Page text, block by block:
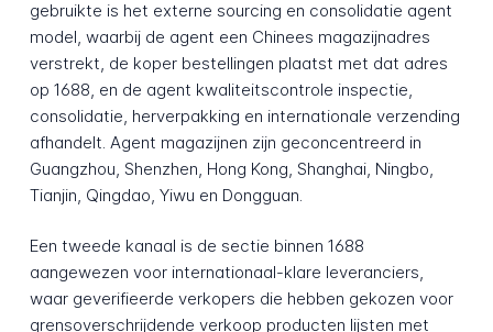
gebruikte is het externe sourcing en consolidatie agent
model, waarbij de agent een Chinees magazijnadres
verstrekt, de koper bestellingen plaatst met dat adres
op 1688, en de agent kwaliteitscontrole inspectie,
consolidatie, herverpakking en internationale verzending
afhandelt. Agent magazijnen zijn geconcentreerd in
Guangzhou, Shenzhen, Hong Kong, Shanghai, Ningbo,
Tianjin, Qingdao, Yiwu en Dongguan.
Een tweede kanaal is de sectie binnen 1688
aangewezen voor internationaal-klare leveranciers,
waar geverifieerde verkopers die hebben gekozen voor
grensoverschrijdende verkoop producten lijsten met